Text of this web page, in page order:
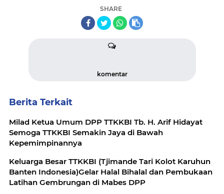
SHARE
komentar
Berita Terkait
Milad Ketua Umum DPP TTKKBI Tb. H. Arif Hidayat
Semoga TTKKBI Semakin Jaya di Bawah
Kepemimpinannya
Keluarga Besar TTKKBI (Tjimande Tari Kolot Karuhun
Banten Indonesia)Gelar Halal Bihalal dan Pembukaan
Latihan Gembrungan di Mabes DPP